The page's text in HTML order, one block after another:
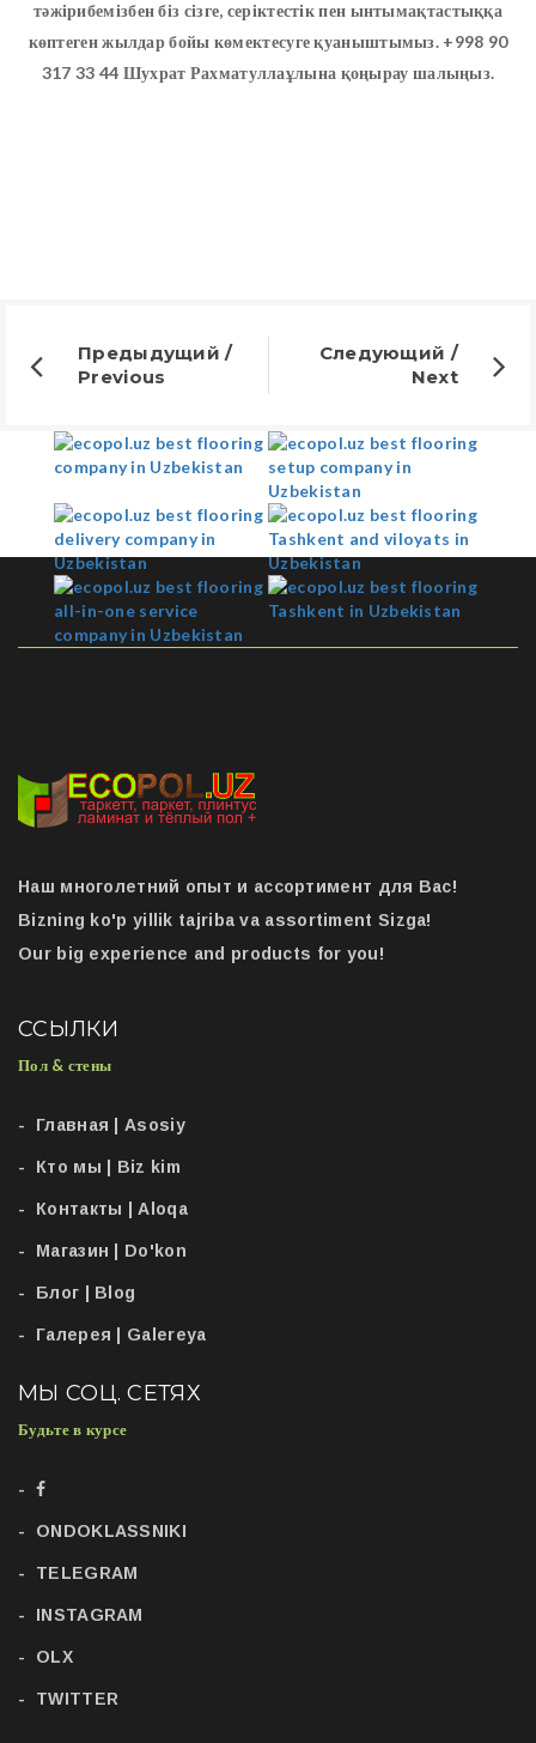
тәжірибемізбен біз сізге, серіктестік пен ынтымақтастыққа
көптеген жылдар бойы көмектесуге қуаныштымыз. +998 90
317 33 44 Шухрат Рахматуллаұлына қоңырау шалыңыз.
Предыдущий /
Previous
Следующий /
Next
Наш многолетний опыт и ассортимент для Вас!
Bizning ko'p yillik tajriba va assortiment Sizga!
Our big experience and products for you!
ССЫЛКИ
Пол & стены
Главная | Asosiy
Кто мы | Biz kim
Контакты | Aloqa
Магазин | Do'kon
Блог | Blog
Галерея | Galereya
МЫ СОЦ. СЕТЯХ
Будьте в курсе
ONDOKLASSNIKI
TELEGRAM
INSTAGRAM
OLX
TWITTER